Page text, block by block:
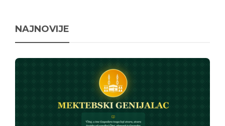
NAJNOVIJE